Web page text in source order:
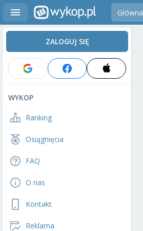
Główna
ZALOGUJ SIĘ
WYKOP
Ranking
Osiągnięcia
FAQ
O nas
Kontakt
Reklama